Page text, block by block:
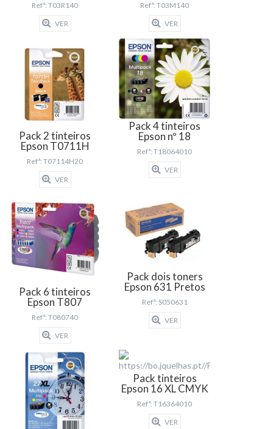
Refª: T03R140
VER
Refª: T03M140
VER
Pack 2 tinteiros
Epson T0711H
Refª: T07114H20
VER
Pack 4 tinteiros
Epson nº 18
Refª: T18064010
VER
Pack 6 tinteiros
Epson T807
Refª: T080740
VER
Pack dois toners
Epson 631 Pretos
Refª: S050631
VER
Pack tinteiros
Epson 16 XL CMYK
Refª: T16364010
VER